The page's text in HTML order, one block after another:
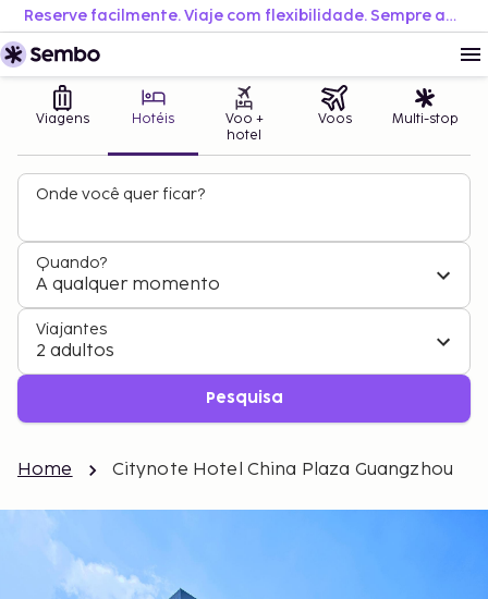
Reserve facilmente. Viaje com flexibilidade. Sempre ao melhor preço.
Viagens Hotéis
Voo +
hotel
Voos Multi-stop
Onde você quer ficar?
Quando?
A qualquer momento
Viajantes
2 adultos
Pesquisa
Home Citynote Hotel China Plaza Guangzhou